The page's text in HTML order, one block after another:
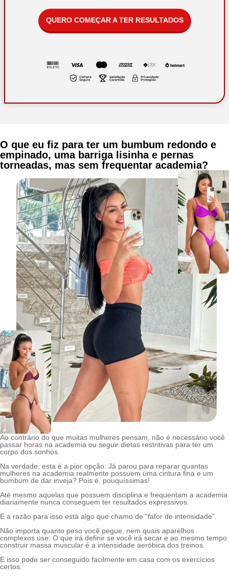
QUERO COMEÇAR A TER RESULTADOS
O que eu fiz para ter um bumbum redondo e
empinado, uma barriga lisinha e pernas
torneadas, mas sem frequentar academia?
Ao contrário do que muitas mulheres pensam, não é necessário você
passar horas na academia ou seguir dietas restritivas para ter um
corpo dos sonhos.
Na verdade, esta é a pior opção. Já parou para reparar quantas
mulheres na academia realmente possuem uma cintura fina e um
bumbum de dar inveja? Pois é, pouquíssimas!
Até mesmo aquelas que possuem disciplina e frequentam a academia
diariamente nunca conseguem ter resultados expressivos.
E a razão para isso está algo que chamo de “fator de intensidade”.
Não importa quanto peso você pegue, nem quais aparelhos
complexos use. O que irá definir se você irá secar e ao mesmo tempo
construir massa muscular é a intensidade aeróbica dos treinos.
E isso pode ser conseguido facilmente em casa com os exercícios
certos.